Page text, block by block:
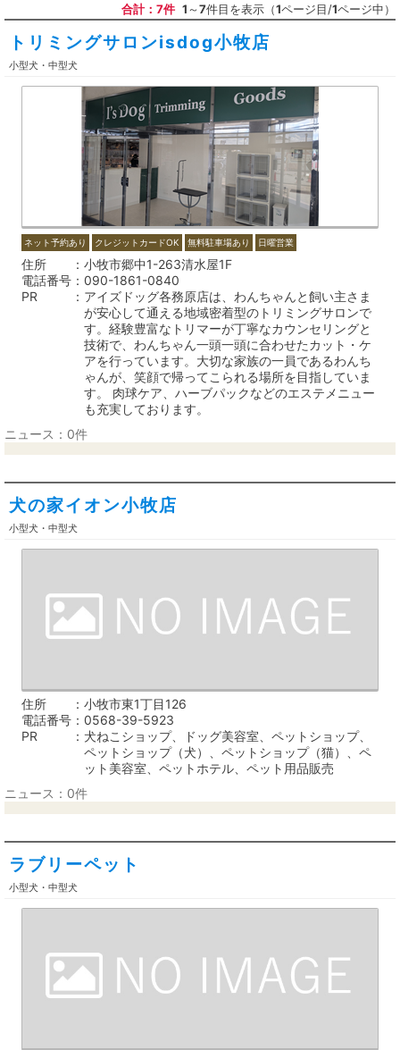
合計：7件 1～7件目を表示（1ページ目/1ページ中）
トリミングサロンisdog小牧店
小型犬・中型犬
ネット予約あり クレジットカードOK 無料駐車場あり 日曜営業
住所
小牧市郷中1-263清水屋1F
電話番号
090-1861-0840
PR
アイズドッグ各務原店は、わんちゃんと飼い主さま
が安心して通える地域密着型のトリミングサロンで
す。経験豊富なトリマーが丁寧なカウンセリングと
技術で、わんちゃん一頭一頭に合わせたカット・ケ
アを行っています。大切な家族の一員であるわんち
ゃんが、笑顔で帰ってこられる場所を目指していま
す。 肉球ケア、ハーブパックなどのエステメニュー
も充実しております。
ニュース：0件
犬の家イオン小牧店
小型犬・中型犬
住所
小牧市東1丁目126
電話番号
0568-39-5923
PR
犬ねこショップ、ドッグ美容室、ペットショップ、
ペットショップ（犬）、ペットショップ（猫）、ペ
ット美容室、ペットホテル、ペット用品販売
ニュース：0件
ラブリーペット
小型犬・中型犬